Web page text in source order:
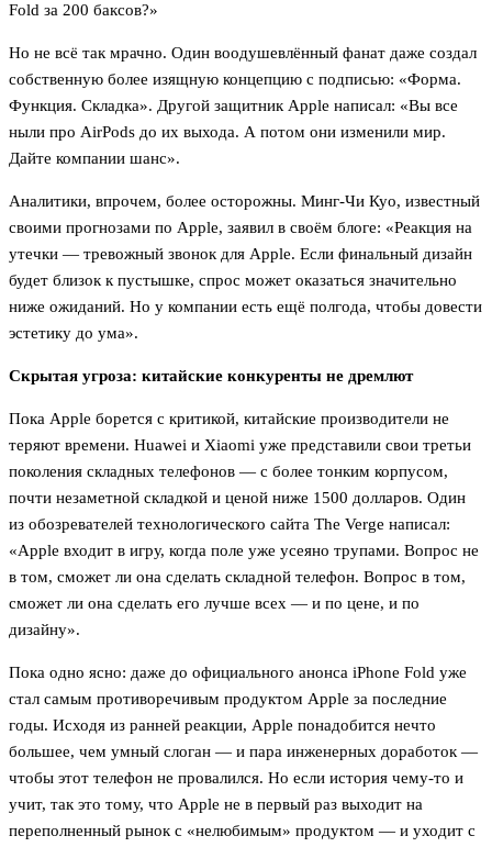
Fold за 200 баксов?»
Но не всё так мрачно. Один воодушевлённый фанат даже создал
собственную более изящную концепцию с подписью: «Форма.
Функция. Складка». Другой защитник Apple написал: «Вы все
ныли про AirPods до их выхода. А потом они изменили мир.
Дайте компании шанс».
Аналитики, впрочем, более осторожны. Минг-Чи Куо, известный
своими прогнозами по Apple, заявил в своём блоге: «Реакция на
утечки — тревожный звонок для Apple. Если финальный дизайн
будет близок к пустышке, спрос может оказаться значительно
ниже ожиданий. Но у компании есть ещё полгода, чтобы довести
эстетику до ума».
Скрытая угроза: китайские конкуренты не дремлют
Пока Apple борется с критикой, китайские производители не
теряют времени. Huawei и Xiaomi уже представили свои третьи
поколения складных телефонов — с более тонким корпусом,
почти незаметной складкой и ценой ниже 1500 долларов. Один
из обозревателей технологического сайта The Verge написал:
«Apple входит в игру, когда поле уже усеяно трупами. Вопрос не
в том, сможет ли она сделать складной телефон. Вопрос в том,
сможет ли она сделать его лучше всех — и по цене, и по
дизайну».
Пока одно ясно: даже до официального анонса iPhone Fold уже
стал самым противоречивым продуктом Apple за последние
годы. Исходя из ранней реакции, Apple понадобится нечто
большее, чем умный слоган — и пара инженерных доработок —
чтобы этот телефон не провалился. Но если история чему-то и
учит, так это тому, что Apple не в первый раз выходит на
переполненный рынок с «нелюбимым» продуктом — и уходит с